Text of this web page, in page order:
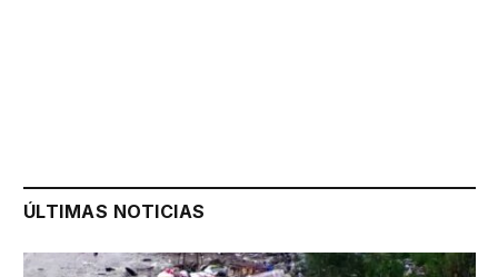
ÚLTIMAS NOTICIAS